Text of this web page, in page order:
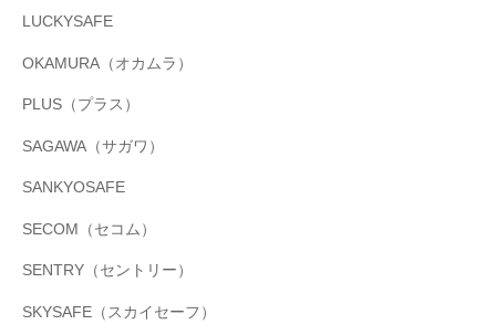
LUCKYSAFE
OKAMURA（オカムラ）
PLUS（プラス）
SAGAWA（サガワ）
SANKYOSAFE
SECOM（セコム）
SENTRY（セントリー）
SKYSAFE（スカイセーフ）